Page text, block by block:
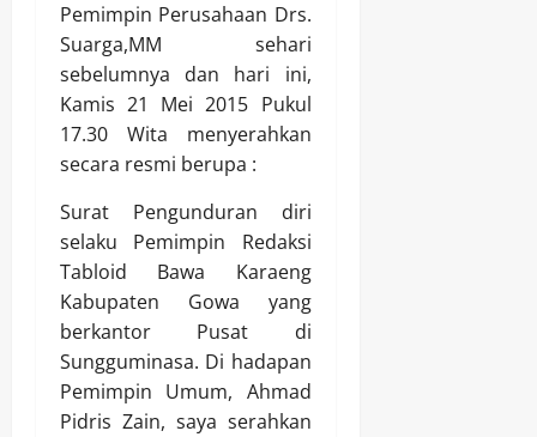
Pemimpin Perusahaan Drs.
Suarga,MM sehari
sebelumnya dan hari ini,
Kamis 21 Mei 2015 Pukul
17.30 Wita menyerahkan
secara resmi berupa :
Surat Pengunduran diri
selaku Pemimpin Redaksi
Tabloid Bawa Karaeng
Kabupaten Gowa yang
berkantor Pusat di
Sungguminasa. Di hadapan
Pemimpin Umum, Ahmad
Pidris Zain, saya serahkan